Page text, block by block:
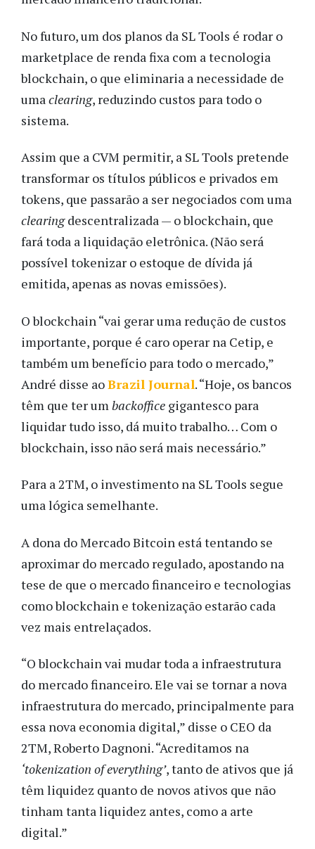
No futuro, um dos planos da SL Tools é rodar o
marketplace de renda fixa com a tecnologia
blockchain, o que eliminaria a necessidade de
uma clearing, reduzindo custos para todo o
sistema.
Assim que a CVM permitir, a SL Tools pretende
transformar os títulos públicos e privados em
tokens, que passarão a ser negociados com uma
clearingdescentralizada — o blockchain, que
fará toda a liquidação eletrônica. (Não será
possível tokenizar o estoque de dívida já
emitida, apenas as novas emissões).
O blockchain “vai gerar uma redução de custos
importante, porque é caro operar na Cetip, e
também um benefício para todo o mercado,”
André disse aoBrazil Journal. “Hoje, os bancos
têm que ter um backoffice gigantesco para
liquidar tudo isso, dá muito trabalho… Com o
blockchain, isso não será mais necessário.”
Para a 2TM, o investimento na SL Tools segue
uma lógica semelhante.
A dona do Mercado Bitcoin está tentando se
aproximar do mercado regulado, apostando na
tese de que o mercado financeiro e tecnologias
como blockchain e tokenização estarão cada
vez mais entrelaçados.
“O blockchain vai mudar toda a infraestrutura
do mercado financeiro. Ele vai se tornar a nova
infraestrutura do mercado, principalmente para
essa nova economia digital,” disse o CEO da
2TM, Roberto Dagnoni. “Acreditamos na
‘tokenization of everything’, tanto de ativos que já
têm liquidez quanto de novos ativos que não
tinham tanta liquidez antes, como a arte
digital.”